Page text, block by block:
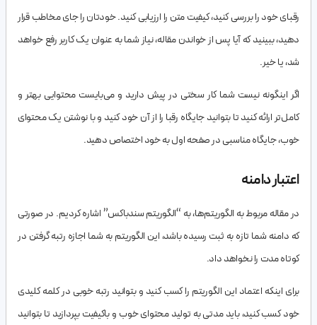
رقبای خود را بررسی کنید، کیفیت متن را ارزیابی کنید. خودتان را جای مخاطب قرار
دهید، ببینید که آیا پس از خواندن مقاله، نیاز شما به عنوان یک کاربر رفع خواهد
شد، یا خیر.
اگر اینگونه نیست شما کار سختی در پیش دارید و می‌بایست محتوایی بهتر و
کامل‌تر ارائه کنید تا بتوانید جایگاه رقبا را از آن خود کنید و با نوشتن یک محتوای
خوب، جایگاه مناسبی در صفحه اول به خود اختصاص دهید.
اعتبار دامنه
در مقاله مربوط به الگوریتم‌ها، به “الگوریتم سندباکس” اشاره کردیم. در صورتی
که دامنه شما تازه به ثبت رسیده باشد، این الگوریتم به شما اجازه رتبه گرفتن در
کوتاه مدت را نخواهد داد.
برای اینکه اعتماد این الگوریتم را کسب کنید و بتوانید رتبه خوبی در کلمه کلیدی
خود کسب کنید، باید مدتی به تولید محتوای خوب و باکیفیت بپردازید تا بتوانید